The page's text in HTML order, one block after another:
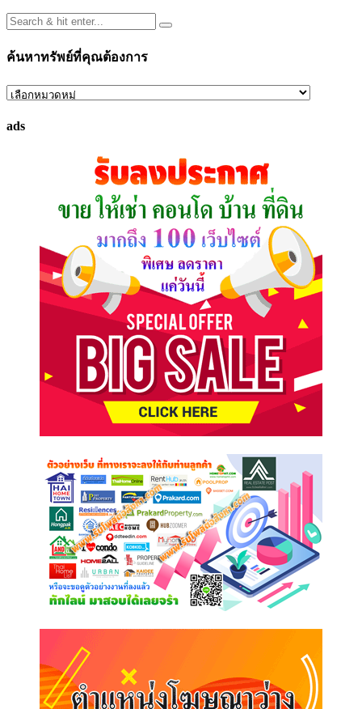
ค้นหาทรัพย์ที่คุณต้องการ
ค้นหา
ที่
ads